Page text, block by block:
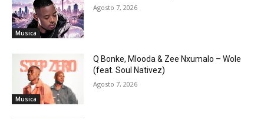
Musica
Agosto 7, 2026
Musica
Q Bonke, Mlooda & Zee Nxumalo – Wole
(feat. Soul Nativez)
Agosto 7, 2026